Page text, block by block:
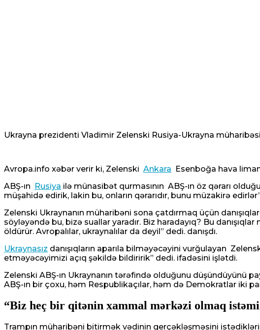
Ukrayna prezidenti Vladimir Zelenski Rusiya-Ukrayna
Avropa.info xəbər verir ki, Zelenski Ankara Esenboğa hava
ABŞ-ın
Rusiya ilə münasibət qurmasının ABŞ-ın öz qərarı
müşahidə edirik, lakin bu, onların qərarıdır, bunu müzakirə
Zelenski Ukraynanın müharibəni sona çatdırmaq üçün
söyləyəndə bu, bizə suallar yaradır. Biz haradayıq? Bu danışıqlar
öldürür. Avropalılar, ukraynalılar da deyil” dedi. danışdı.
Ukraynasız danışıqların aparıla bilməyəcəyini vurğulayan
etməyəcəyimizi açıq şəkildə bildiririk” dedi. ifadəsini işlətdi.
Zelenski ABŞ-ın Ukraynanın tərəfində olduğunu düşündüyünü
ABŞ-ın bir çoxu, həm Respublikaçılar, həm də Demokratlar iki
“Biz heç bir qitənin xammal mərkəzi olmaq
Trampın müharibəni bitirmək vədinin gerçəkləşməsini